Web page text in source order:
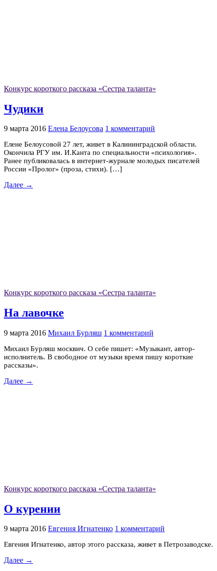
Конкурс короткого рассказа «Сестра таланта»
Чудики
9 марта 2016 Елена Белоусова 1 комментарий
Елене Белоусовой 27 лет, живет в Калининградской области.
Окончила РГУ им. И.Канта по специальности «психология».
Ранее публиковалась в интернет-журнале молодых писателей
России «Пролог» (проза, стихи). […]
Далее →
Конкурс короткого рассказа «Сестра таланта»
На лавочке
9 марта 2016 Михаил Бурляш 1 комментарий
Михаил Бурляш москвич. О себе пишет: «Музыкант, автор-
исполнитель. В свободное от музыки время пишу короткие
рассказы».
Далее →
Конкурс короткого рассказа «Сестра таланта»
О курении
9 марта 2016 Евгения Игнатенко 1 комментарий
Евгения Игнатенко, автор этого рассказа, живет в Петрозаводске.
Далее →